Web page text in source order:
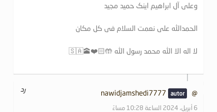
وعلی آل ابراهیم اینک حمید مجید
الحمدالله علی نعمت السلام فی کل مکان
لا اله الا الله محمد رسول الله 🤲🏻❤️🕋🇸🇦
@nawidjamshedi7777
6 أبريل، 2024 الساعة 10:28 مساءً
رد